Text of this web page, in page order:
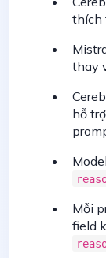
thích
thay
hỗ
Mỗi
field